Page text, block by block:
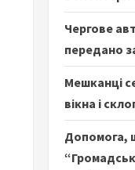
Чергове
передано
Мешканці
вікна і
Допомога,